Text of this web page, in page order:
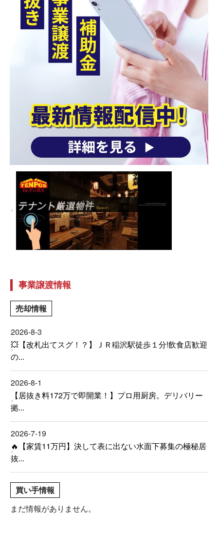
事業譲渡情報
売却情報
2026-8-3
💥【改札出てスグ！？】ＪＲ稲沢駅徒歩１分!飲食店歓迎
の...
2026-8-1
【居抜き料172万で即開業！】プロ用厨房。デリバリー
拠...
2026-7-19
🔥【家賃11万円】決して表に出ない水面下募集の極秘居
抜...
買い手情報
まだ情報がありません。